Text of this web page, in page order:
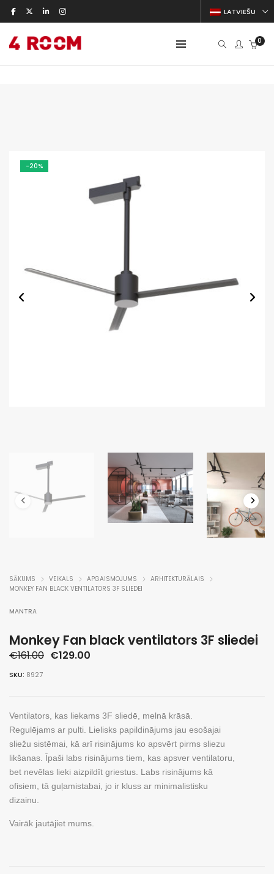
LATVIEŠU
0
-20%
SĀKUMS VEIKALS APGAISMOJUMS
ARHITEKTURĀLAIS
MONKEY FAN BLACK VENTILATORS 3F SLIEDEI
MANTRA
Monkey Fan black ventilators 3F sliedei
€161.00 Original
€129.00
SKU: 8927
Ventilators, kas liekams 3F sliedē, melnā krāsā.
Regulējams ar pulti. Lielisks papildinājums jau esošajai
sliežu sistēmai, kā arī risinājums ko apsvērt pirms sliezu
likšanas. Īpaši labs risinājums tiem, kas apsver ventilatoru,
bet nevēlas lieki aizpildīt griestus. Labs risinājums kā
ofisiem, tā guļamistabai, jo ir kluss ar minimalistisku
dizainu.
Vairāk jautājiet mums.